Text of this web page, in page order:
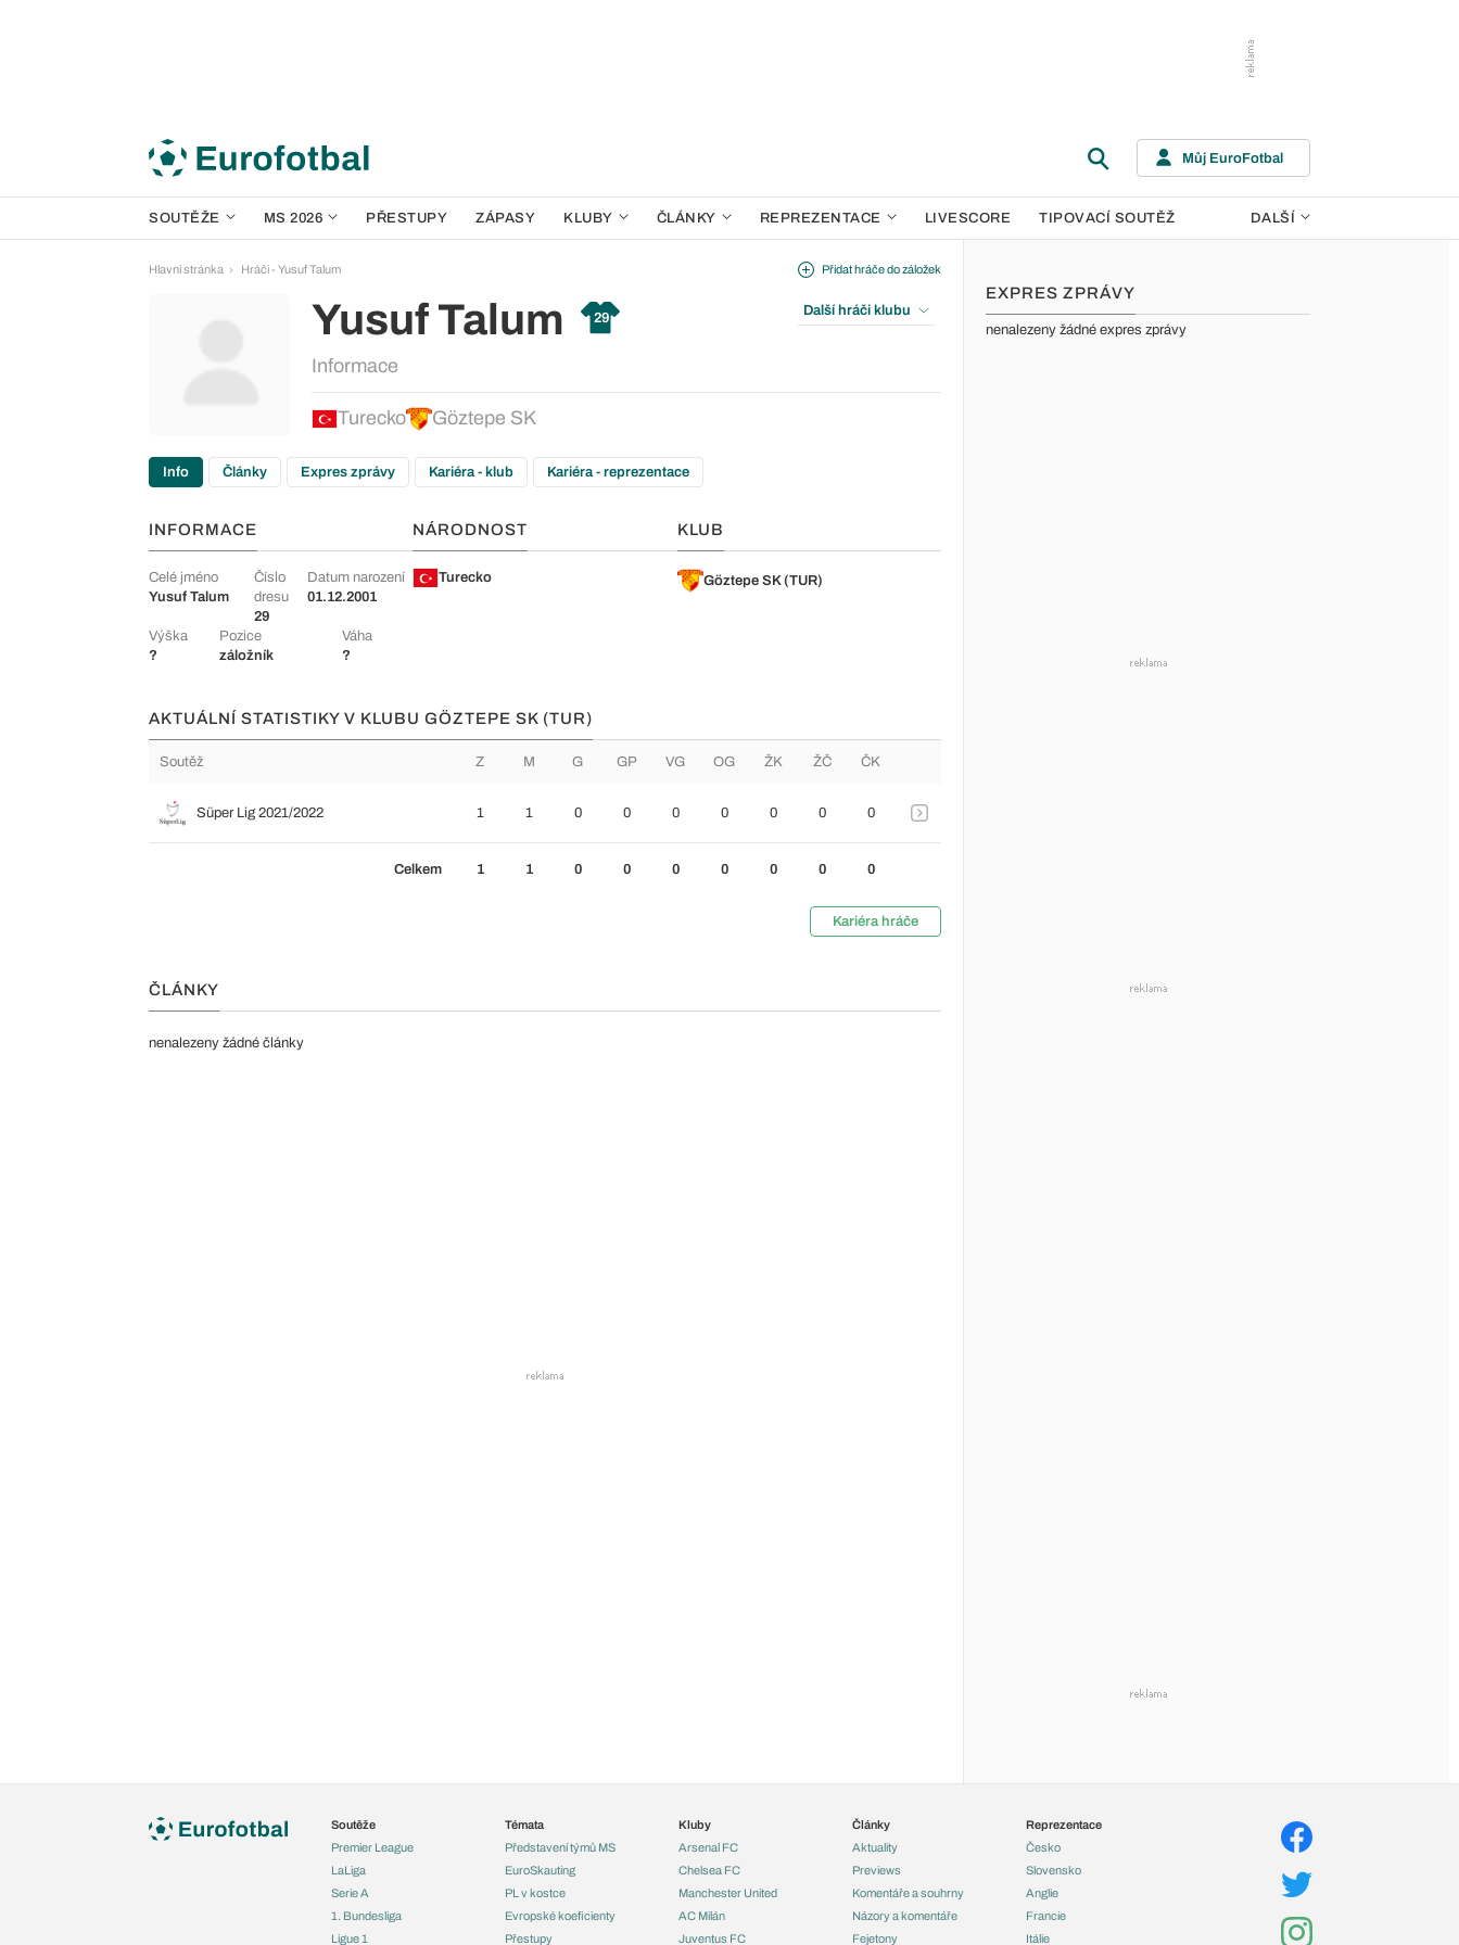
Můj EuroFotbal
SOUTĚŽE MS 2026 PŘESTUPY ZÁPASY KLUBY ČLÁNKY REPREZENTACE LIVESCORE TIPOVACÍ SOUTĚŽ DALŠÍ
Hlavní stránka Hráči - Yusuf Talum
Yusuf Talum 29
Informace
Turecko Göztepe SK
Přidat hráče do záložek
Další hráči klubu
Info Články Expres zprávy Kariéra - klub Kariéra - reprezentace
INFORMACE
Celé jméno
Yusuf Talum
Číslo
dresu
29
Datum narození
01.12.2001
Výška
?
Pozice
záložník
Váha
?
NÁRODNOST
Turecko
KLUB
Göztepe SK (TUR)
AKTUÁLNÍ STATISTIKY V KLUBU GÖZTEPE SK (TUR)
Soutěž Z M G GP VG OG ŽK ŽČ ČK
Süper Lig 2021/2022 1 1 0 0 0 0 0 0 0
Celkem 1 1 0 0 0 0 0 0 0
Kariéra hráče
ČLÁNKY
nenalezeny žádné články
EXPRES ZPRÁVY
nenalezeny žádné expres zprávy
Soutěže
Premier League
LaLiga
Serie A
1. Bundesliga
Ligue 1
Témata
Představení týmů MS
EuroSkauting
PL v kostce
Evropské koeficienty
Přestupy
Kluby
Arsenal FC
Chelsea FC
Manchester United
AC Milán
Juventus FC
Články
Aktuality
Previews
Komentáře a souhrny
Názory a komentáře
Fejetony
Reprezentace
Česko
Slovensko
Anglie
Francie
Itálie